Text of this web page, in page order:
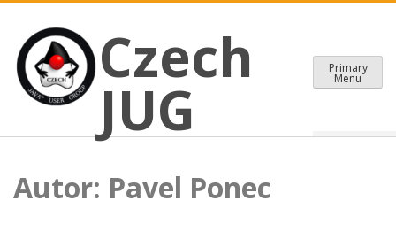
content
Czech JUG
CZECH JAVA USER GROUP
Czech
JUG
Primary
Menu
Autor: Pavel Ponec